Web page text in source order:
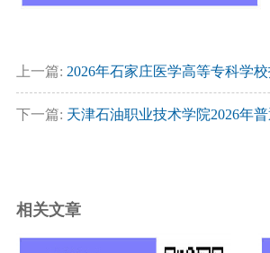
上一篇: 2026年石家庄医学高等专科学
下一篇: 天津石油职业技术学院2026年
相关文章